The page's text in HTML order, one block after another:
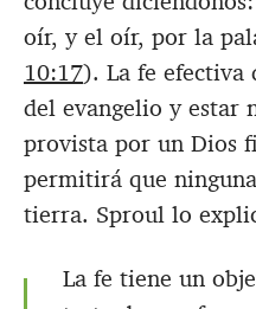
oír, y el oír, por la
10:17). La fe efectiva
del evangelio y estar
provista por un Dios
permitirá que
tierra. Sproul lo
La fe tiene un